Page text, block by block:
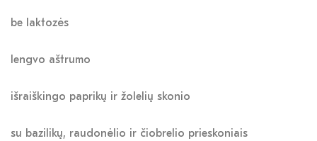
be laktozės
lengvo aštrumo
išraiškingo paprikų ir žolelių skonio
su bazilikų, raudonėlio ir čiobrelio prieskoniais